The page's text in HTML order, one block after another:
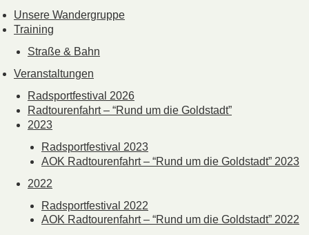
Unsere Wandergruppe
Training
Straße & Bahn
Veranstaltungen
Radsportfestival 2026
Radtourenfahrt – “Rund um die Goldstadt”
2023
Radsportfestival 2023
AOK Radtourenfahrt – “Rund um die Goldstadt” 2023
2022
Radsportfestival 2022
AOK Radtourenfahrt – “Rund um die Goldstadt” 2022